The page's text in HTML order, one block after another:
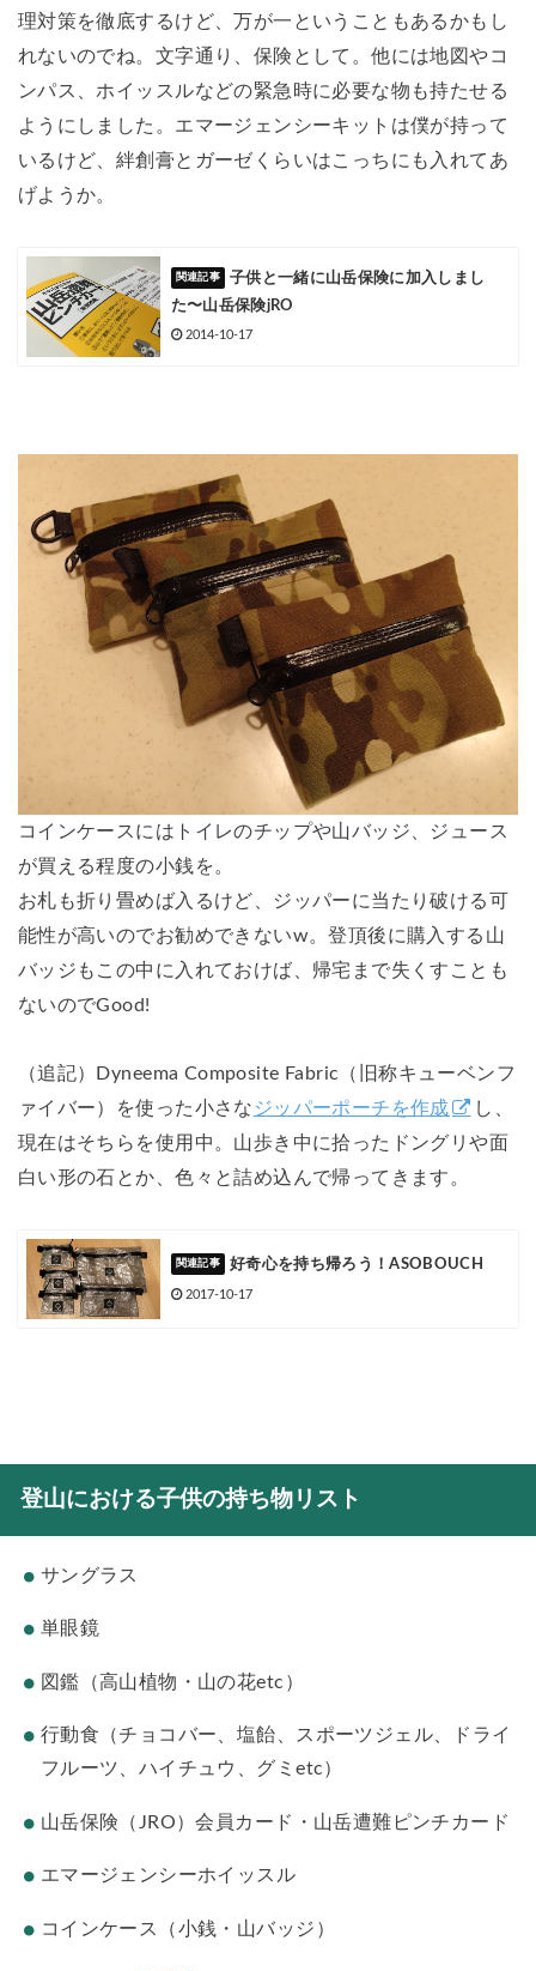
理対策を徹底するけど、万が一ということもあるかもし
れないのでね。文字通り、保険として。他には地図やコ
ンパス、ホイッスルなどの緊急時に必要な物も持たせる
ようにしました。エマージェンシーキットは僕が持って
いるけど、絆創膏とガーゼくらいはこっちにも入れてあ
げようか。
子供と一緒に山岳保険に加入しまし
た〜山岳保険jRO
2014-10-17
コインケースにはトイレのチップや山バッジ、ジュース
が買える程度の小銭を。
お札も折り畳めば入るけど、ジッパーに当たり破ける可
能性が高いのでお勧めできないw。登頂後に購入する山
バッジもこの中に入れておけば、帰宅まで失くすことも
ないのでGood!
（追記）Dyneema Composite Fabric（旧称キューベンフ
ァイバー）を使った小さな ジッパーポーチを作成
し、
現在はそちらを使用中。山歩き中に拾ったドングリや面
白い形の石とか、色々と詰め込んで帰ってきます。
好奇心を持ち帰ろう！ASOBOUCH
2017-10-17
登山における子供の持ち物リスト
サングラス
単眼鏡
図鑑（高山植物・山の花etc）
行動食（チョコバー、塩飴、スポーツジェル、ドライ
フルーツ、ハイチュウ、グミetc）
山岳保険（JRO）会員カード・山岳遭難ピンチカード
エマージェンシーホイッスル
コインケース（小銭・山バッジ）